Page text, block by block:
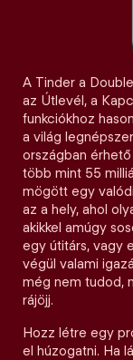
A Tinder a
az Útlevél, a
funkciókhoz
a világ
országban
több mint 55
mögött egy
az a hely, ahol
akikkel amúgy
egy útitárs, vagy
végül valami
még nem tudod,
rájöjj.
Hozz létre egy
el húzogatni. Ha